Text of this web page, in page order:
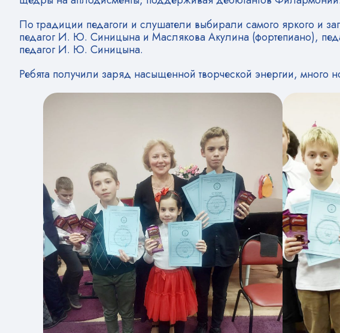
По традиции педагоги и слушатели выбирали самого яркого и
педагог И. Ю. Синицына и Маслякова Акулина (фортепиано),
педагог И. Ю. Синицына.
Ребята получили заряд насыщенной творческой энергии,